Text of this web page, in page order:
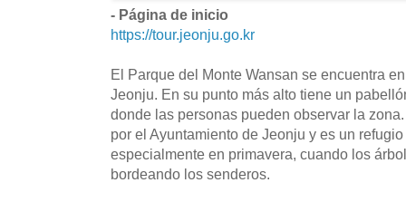
- Página de inicio
https://tour.jeonju.go.kr
El Parque del Monte Wansan se encuentra
Jeonju. En su punto más alto tiene un
donde las personas pueden observar la
por el Ayuntamiento de Jeonju y es un
especialmente en primavera, cuando los
bordeando los senderos.